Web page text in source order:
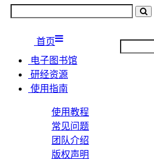
首页
电子图书馆
研经资源
使用指南
使用教程
常见问题
团队介绍
版权声明